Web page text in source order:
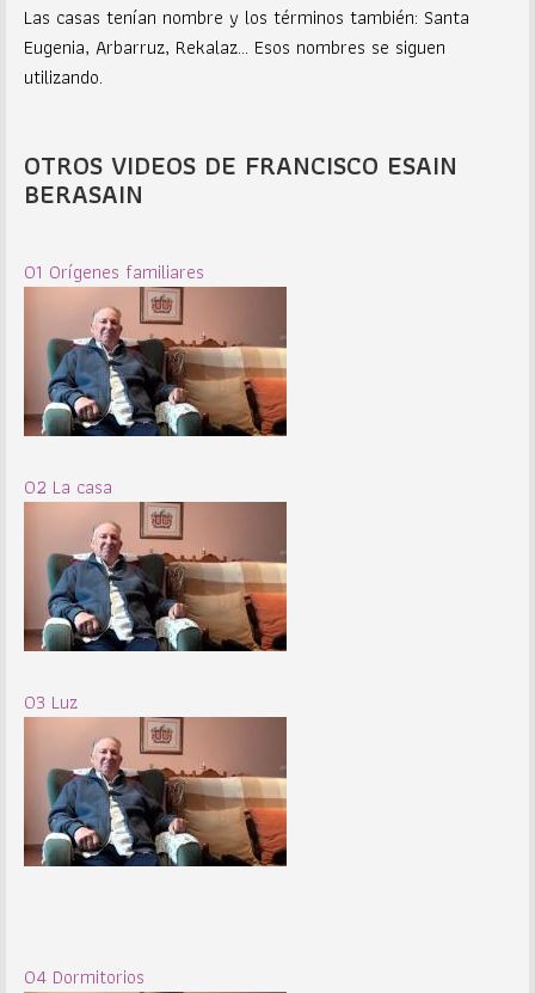
Las casas tenían nombre y los términos también: Santa
Eugenia, Arbarruz, Rekalaz... Esos nombres se siguen
utilizando.
OTROS VIDEOS DE FRANCISCO ESAIN
BERASAIN
01 Orígenes familiares
02 La casa
03 Luz
04 Dormitorios